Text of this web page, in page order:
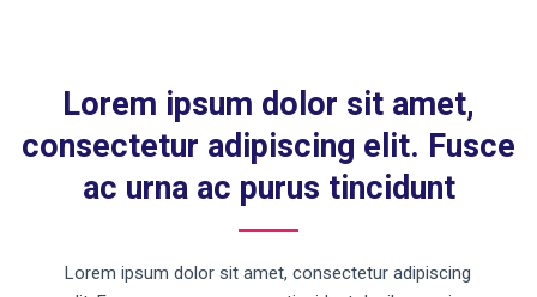
Lorem ipsum dolor sit amet,
consectetur adipiscing elit. Fusce
ac urna ac purus tincidunt
Lorem ipsum dolor sit amet, consectetur adipiscing